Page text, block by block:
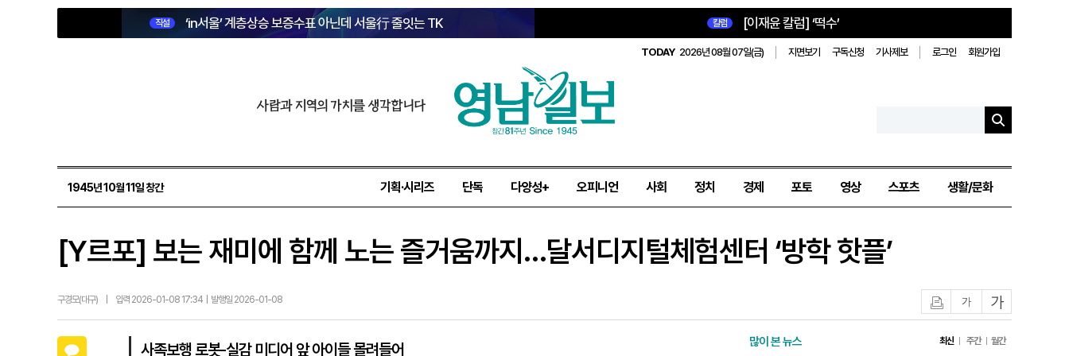
직설 ‘in서울’ 계층상승 보증수표 아닌데 서울行 줄잇는 TK 칼럼 [이재윤 칼럼] ‘떡수’
TODAY 2026년 08월 07일(금) 지면보기 구독신청 기사제보 로그인 회원가입
사람과 지역의 가치를 생각합니다
1945년 10월 11일 창간 기획·시리즈 단독 다양성+ 오피니언 사회 정치 경제 포토 영상 스포츠 생활/문화
[Y르포] 보는 재미에 함께 노는 즐거움까지…달서디지털체험센터 ‘방학 핫플’
구경모(대구) 입력 2026-01-08 17:34 | 발행일 2026-01-08 글자작게글자크게
사족보행 로봇-실감 미디어 앞 아이들 몰려들어 많이 본 뉴스 최신 주간 월간